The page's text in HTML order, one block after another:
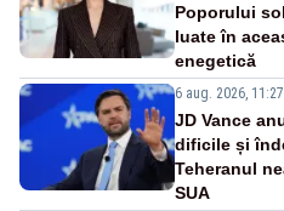
Poporului
luate în
enegetică
6 aug. 2026, 11:27
JD Vance
dificile și
Teheranul
SUA